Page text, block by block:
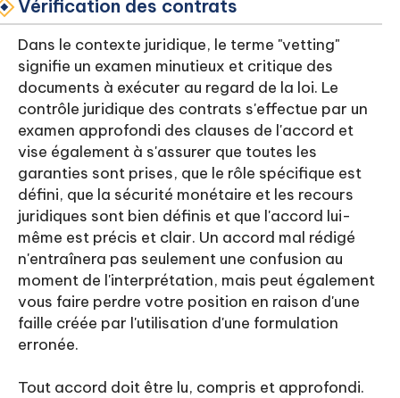
Vérification des contrats
Dans le contexte juridique, le terme "vetting"
signifie un examen minutieux et critique des
documents à exécuter au regard de la loi. Le
contrôle juridique des contrats s'effectue par un
examen approfondi des clauses de l'accord et
vise également à s'assurer que toutes les
garanties sont prises, que le rôle spécifique est
défini, que la sécurité monétaire et les recours
juridiques sont bien définis et que l'accord lui-
même est précis et clair. Un accord mal rédigé
n'entraînera pas seulement une confusion au
moment de l'interprétation, mais peut également
vous faire perdre votre position en raison d'une
faille créée par l'utilisation d'une formulation
erronée.
Tout accord doit être lu, compris et approfondi.